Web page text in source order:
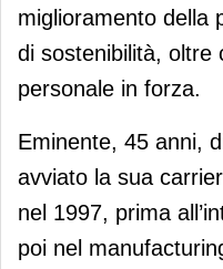
miglioramento della
di sostenibilità, oltre
personale in forza.
Eminente, 45 anni,
avviato la sua
nel 1997, prima
poi nel